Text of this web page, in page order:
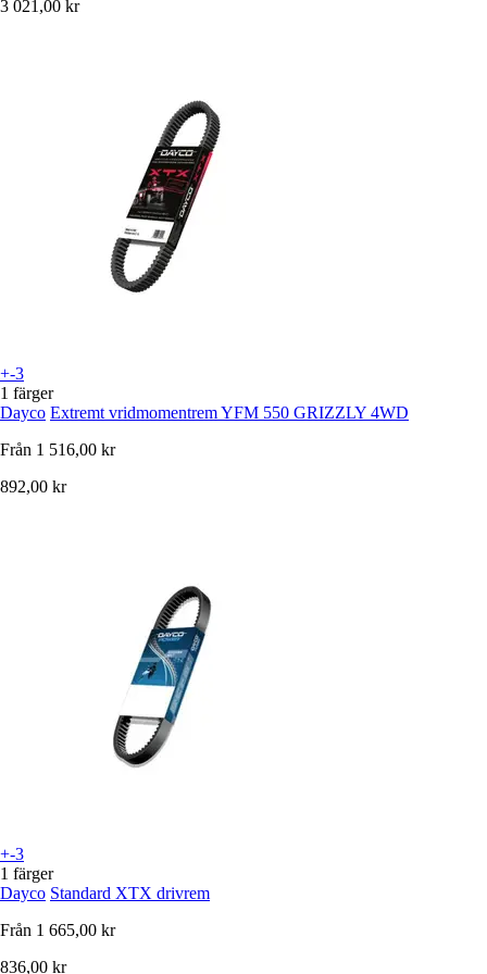
3 021,00 kr
+-3
1 färger
Dayco Extremt vridmomentrem YFM 550 GRIZZLY 4WD
Från 1 516,00 kr
892,00 kr
+-3
1 färger
Dayco Standard XTX drivrem
Från 1 665,00 kr
836,00 kr